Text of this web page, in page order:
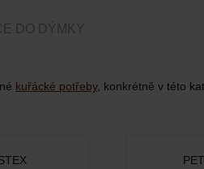
DO DÝMKY
kuřácké potřeby, konkrétně v této